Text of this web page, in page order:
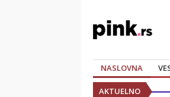
NASLOVNA
AKTUELNO